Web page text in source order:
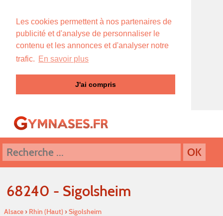
Les cookies permettent à nos partenaires de
publicité et d'analyse de personnaliser le
contenu et les annonces et d'analyser notre
trafic. En savoir plus
J'ai compris
68240 - Sigolsheim
Alsace› Rhin (Haut)›Sigolsheim